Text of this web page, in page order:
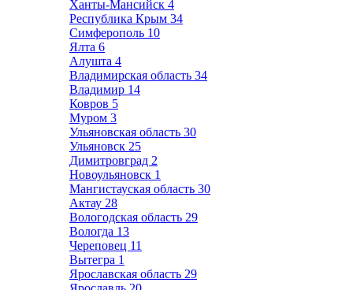
Ханты-Мансийск 4
Республика Крым 34
Симферополь 10
Ялта 6
Алушта 4
Владимирская область 34
Владимир 14
Ковров 5
Муром 3
Ульяновская область 30
Ульяновск 25
Димитровград 2
Новоульяновск 1
Мангистауская область 30
Актау 28
Вологодская область 29
Вологда 13
Череповец 11
Вытегра 1
Ярославская область 29